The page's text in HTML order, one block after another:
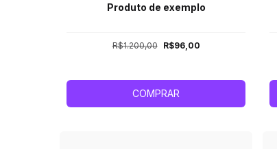
Produto de exemplo
R$1.200,00 R$96,00
COMPRAR